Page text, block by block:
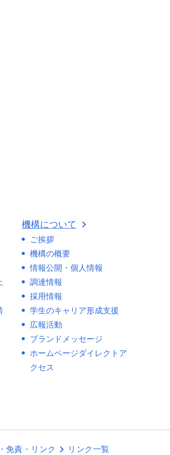
機構について
ご挨拶
機構の概要
情報公開・個人情報
調達情報
採用情報
学生のキャリア形成支援
広報活動
ブランドメッセージ
ホームページダイレクトア
クセス
免責・リンク リンク一覧